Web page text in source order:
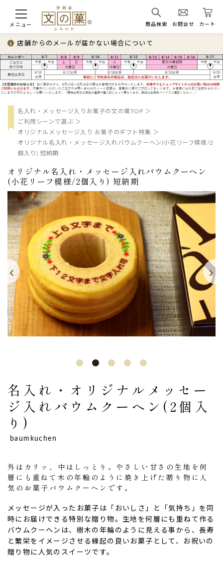
メニュー 商品検索 お問合せ カート
店舗からのメールが届かない場合について
名入れ・メッセージ入りお菓子の文の菓TOP
ご利用シーンで選ぶ
オリジナルメッセージ入り お菓子のギフト特集
オリジナル名入れ・メッセージ入れバウムクーヘン(小花リーフ模様/2
個入り) 短納期
オリジナル名入れ・メッセージ入れバウムクーヘン
(小花リーフ模様/2個入り) 短納期
名入れ・オリジナルメッセー
ジ入れバウムクーヘン(2個入
り)
baumkuchen
外はカリッ、中はしっとり。やさしい甘さの生地を何
層にも重ねて木の年輪のように焼き上げた贈り物に人
気のお菓子バウムクーヘンです。
メッセージが入ったお菓子は「おいしさ」と「気持ち」を同
時にお届けできる特別な贈り物。生地を何層にも重ねて作る
バウムクーヘンは、樹木の年輪のように見える事から、長寿
と繁栄をイメージさせる縁起の良いお菓子として、お祝いの
贈り物に人気のスイーツです。